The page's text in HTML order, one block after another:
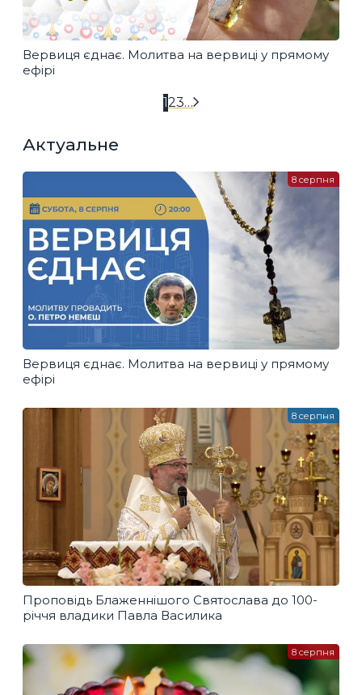
Вервиця єднає. Молитва на вервиці у прямому
ефірі
123…
Актуальне
Вервиця єднає. Молитва на вервиці у прямому
ефірі
8 серпня
Проповідь Блаженнішого Святослава до 100-
річчя владики Павла Василика
8 серпня
8 серпня